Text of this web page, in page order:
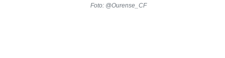
Foto: @Ourense_CF